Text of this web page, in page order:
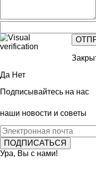
Да Нет
Подписывайтесь на нас
наши новости и советы
Ура, Вы с нами!